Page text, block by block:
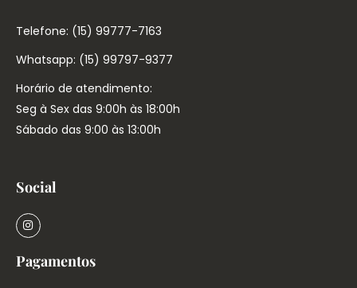
Telefone: (15) 99777-7163
Whatsapp: (15) 99797-9377
Horário de atendimento:
Seg à Sex das 9:00h às 18:00h
Sábado das 9:00 às 13:00h
Social
Pagamentos